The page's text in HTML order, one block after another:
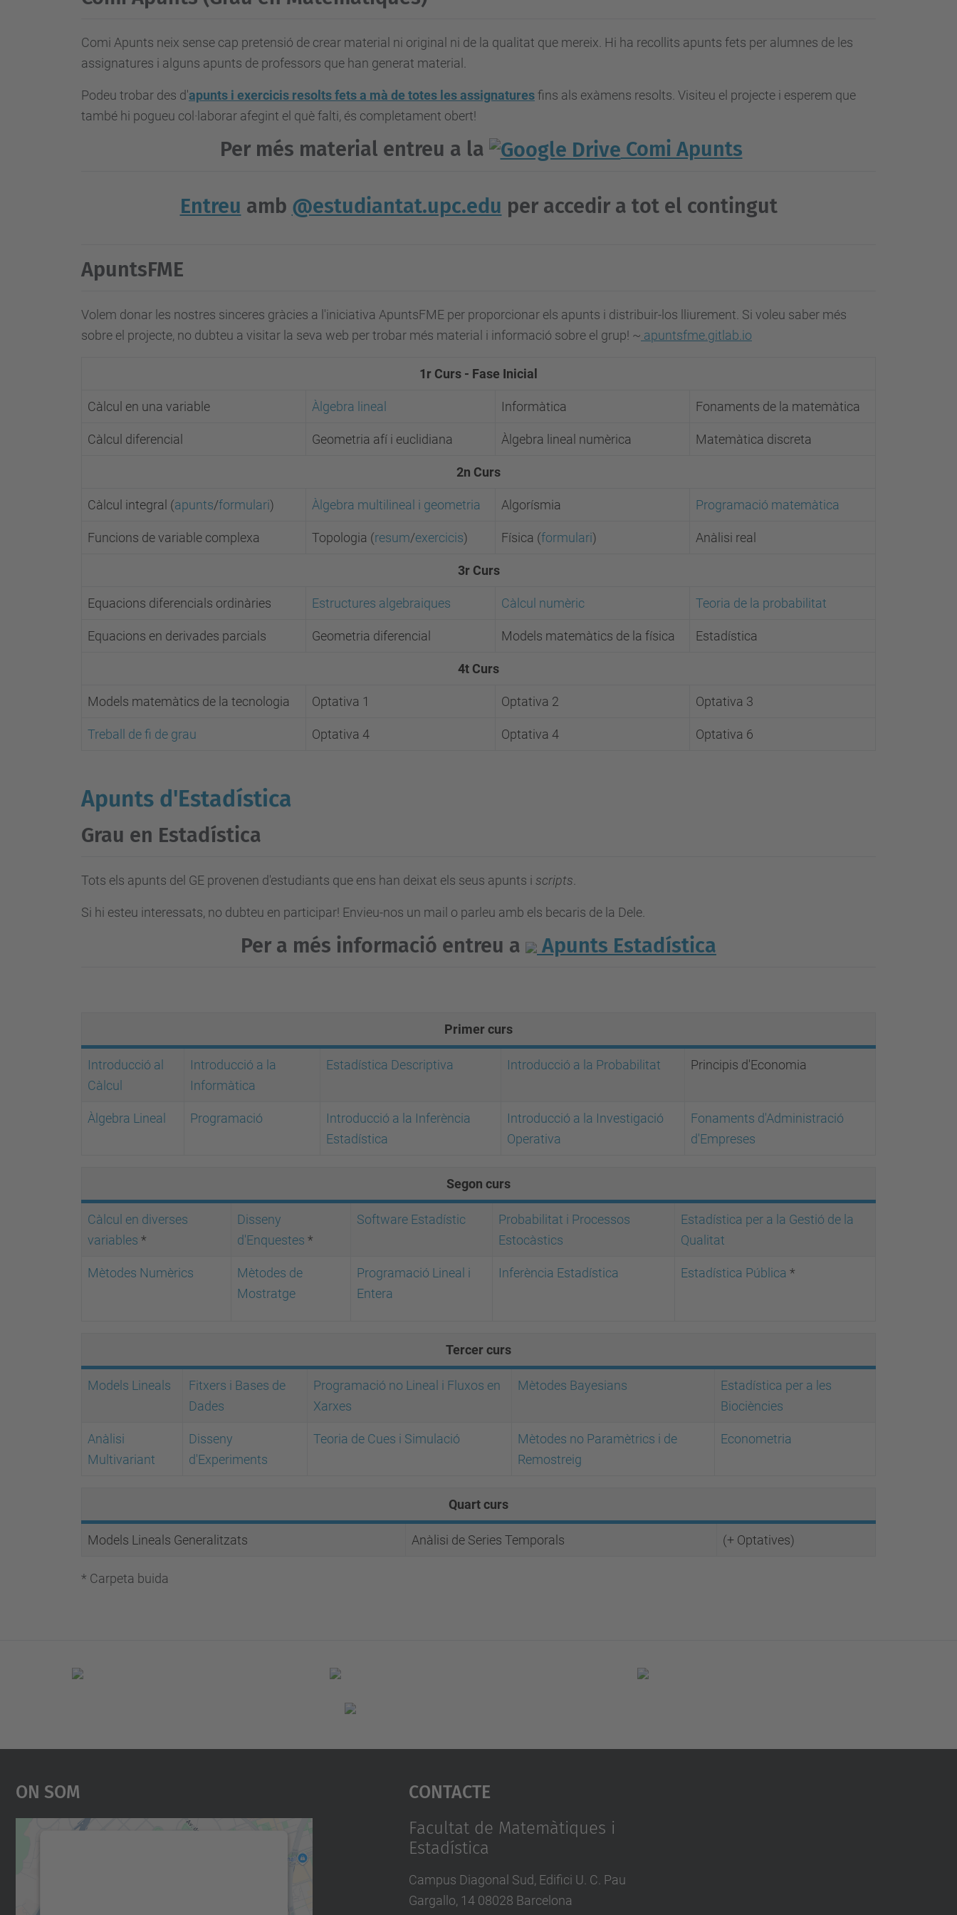
Comi Apunts neix sense cap pretensió de crear material ni original ni de la qualitat que mereix. Hi ha recollits apunts fets per alumnes de les
assignatures i alguns apunts de professors que han generat material.
Podeu trobar des d'apunts i exercicis resolts fets a mà de totes les assignaturesfins als exàmens resolts. Visiteu el projecte i esperem que
també hi pogueu col·laborar afegint el què falti, és completament obert!
Per més material entreu a la Comi Apunts
Entreu amb @estudiantat.upc.edu per accedir a tot el contingut
ApuntsFME
Volem donar les nostres sinceres gràcies a l'iniciativa ApuntsFME per proporcionar els apunts i distribuir-los lliurement. Si voleu saber més
sobre el projecte, no dubteu a visitar la seva web per trobar més material i informació sobre el grup! ~ apuntsfme.gitlab.io
1r Curs - Fase Inicial
Càlcul en una variable Àlgebra lineal Informàtica Fonaments de la matemàtica
Càlcul diferencial Geometria afí i euclidiana Àlgebra lineal numèrica Matemàtica discreta
2n Curs
Càlcul integral (apunts/formulari) Àlgebra multilineal i geometria Algorísmia Programació matemàtica
Funcions de variable complexa Topologia (resum/exercicis) Física (formulari) Anàlisi real
3r Curs
Equacions diferencials ordinàries Estructures algebraiques Càlcul numèric Teoria de la probabilitat
Equacions en derivades parcials Geometria diferencial Models matemàtics de la física Estadística
4t Curs
Models matemàtics de la tecnologia Optativa 1 Optativa 2 Optativa 3
Treball de fi de grau Optativa 4 Optativa 4 Optativa 6
Apunts d'Estadística
Grau en Estadística
Tots els apunts del GE provenen d'estudiants que ens han deixat els seus apunts i scripts.
Si hi esteu interessats, no dubteu en participar! Envieu-nos un mail o parleu amb els becaris de la Dele.
Per a més informació entreu a Apunts Estadística
Primer curs
Introducció al
Càlcul
Introducció a la
Informàtica
Estadística Descriptiva Introducció a la Probabilitat Principis d'Economia
Àlgebra Lineal Programació
Introducció a la Inferència
Estadística
Introducció a la Investigació
Operativa
Fonaments d'Administració
d'Empreses
Segon curs
Càlcul en diverses
variables *
Disseny
d'Enquestes *
Software Estadístic
Probabilitat i Processos
Estocàstics
Estadística per a la Gestió de la
Qualitat
Mètodes Numèrics
Mètodes de
Mostratge
Programació Lineal i
Entera
Inferència Estadística Estadística Pública *
Tercer curs
Models Lineals
Fitxers i Bases de
Dades
Programació no Lineal i Fluxos en
Xarxes
Mètodes Bayesians
Estadística per a les
Biociències
Anàlisi
Multivariant
Disseny
d'Experiments
Teoria de Cues i Simulació
Mètodes no Paramètrics i de
Remostreig
Econometria
Quart curs
Models Lineals Generalitzats Anàlisi de Series Temporals (+ Optatives)
* Carpeta buida
On Som Contacte
Facultat de Matemàtiques i
Estadística
Campus Diagonal Sud, Edifici U. C. Pau
Gargallo, 14 08028 Barcelona